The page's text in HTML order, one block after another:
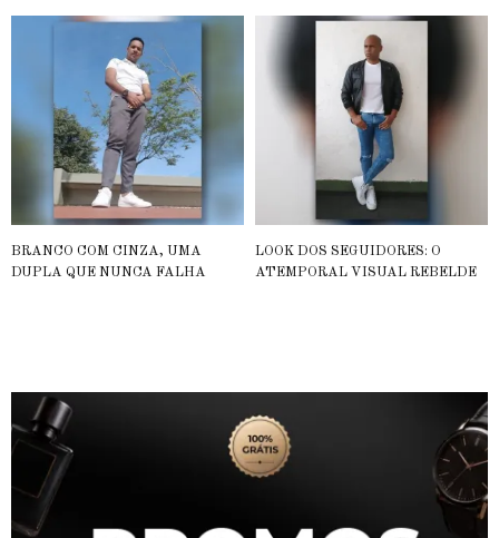
BRANCO COM CINZA, UMA
DUPLA QUE NUNCA FALHA
LOOK DOS SEGUIDORES: O
ATEMPORAL VISUAL REBELDE